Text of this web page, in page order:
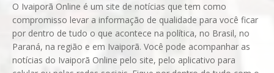
O Ivaiporã Online é um site de notícias que tem como
compromisso levar a informação de qualidade para você ficar
por dentro de tudo o que acontece na política, no Brasil, no
Paraná, na região e em Ivaiporã. Você pode acompanhar as
notícias do Ivaiporã Online pelo site, pelo aplicativo para